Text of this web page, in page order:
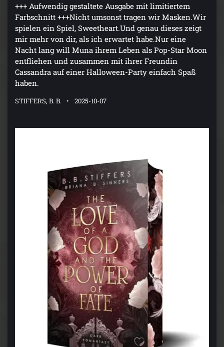
+++ Aufwendig gestaltete Ausgabe mit limitiertem
Farbschnitt +++Nicht umsonst tragen wir Masken.Wir
spielen ein Spiel, Sweetheart.Und genau dieses zeigt
mir mehr von dir, als ich erwartet habe.Nur eine
Nacht lang will Muna ihrem Leben als Pop-Star Moon
entfliehen und zusammen mit ihrer Freundin
Cassandra auf einer Halloween-Party einfach Spaß
haben.
STIFFERS, B. B. 2025-10-07